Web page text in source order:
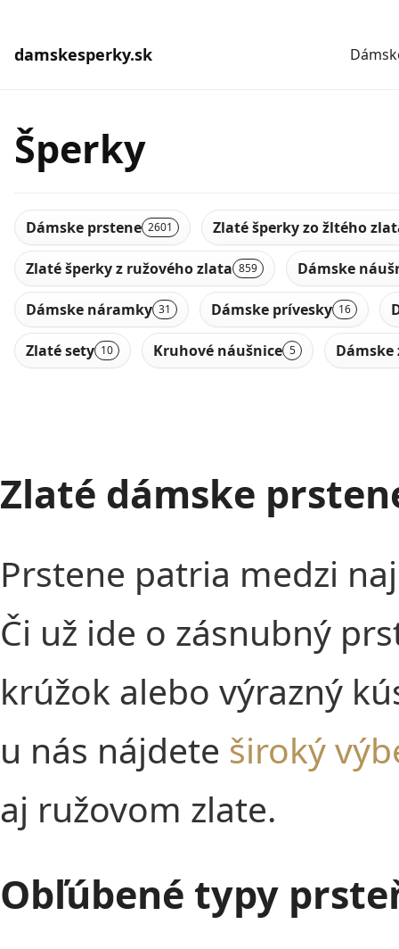
damskesperky.sk
Šperky
Dámske prstene 2601 Zlaté šperky zo žltého
Zlaté šperky z ružového zlata 859 Dámske
Dámske náramky 31 Dámske prívesky 16
Zlaté sety 10 Kruhové náušnice 5
Zlaté dámske
Prstene patria medzi
Či už ide o zásnubný
krúžok alebo výrazný
u nás nájdete široký
aj ružovom zlate.
Obľúbené typy